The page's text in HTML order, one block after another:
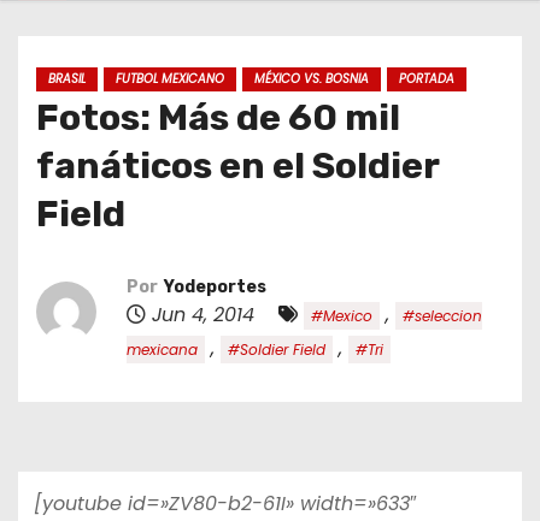
BRASIL FUTBOL MEXICANO MÉXICO VS. BOSNIA PORTADA
Fotos: Más de 60 mil
fanáticos en el Soldier
Field
Por Yodeportes
Jun 4, 2014 #Mexico ,
#seleccion
mexicana
, #Soldier Field , #Tri
[youtube id=»ZV80-b2-61I» width=»633″